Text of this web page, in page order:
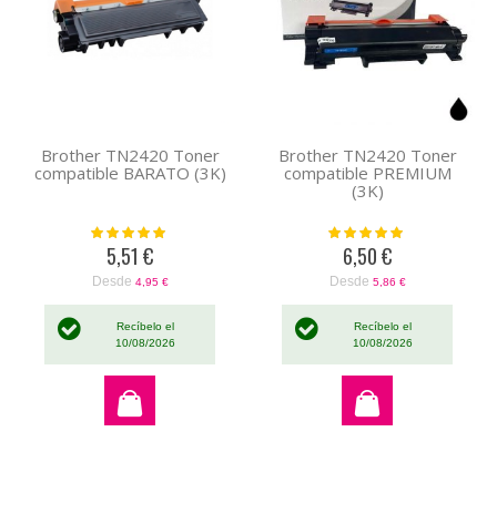
Brother TN2420 Toner
compatible BARATO (3K)
Valoración:
5,51 €
Desde 4,95 €
Recíbelo el
10/08/2026
Brother TN2420 Toner
compatible PREMIUM
(3K)
Valoración:
6,50 €
Desde 5,86 €
Recíbelo el
10/08/2026